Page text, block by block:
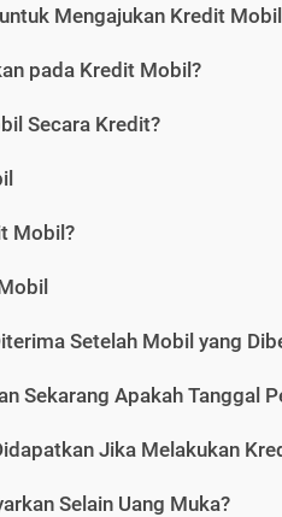
Mengajukan Kredit Mobil
pada Kredit Mobil?
Secara Kredit?
Mobil?
Setelah Mobil yang
Sekarang Apakah Tanggal
Jika Melakukan
Selain Uang Muka?